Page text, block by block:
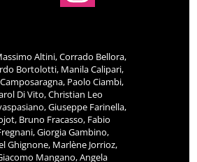
Altini, Corrado Bellora,
Bortolotti, Manila Calipari,
Paolo Ciambi,
Di Vito, Christian Leo
Giuseppe Farinella,
Bruno Fracasso, Fabio
Giorgia Gambino,
Ghignone, Marlène Jorrioz,
Mangano, Angela